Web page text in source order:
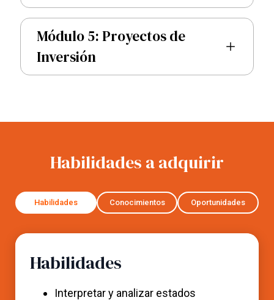
Módulo 5: Proyectos de
Inversión
Habilidades a adquirir
Habilidades Conocimientos Oportunidades
Habilidades
Interpretar y analizar estados